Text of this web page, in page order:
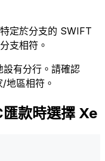
定於分支的 SWIFT
支相符。
設有分行。請確認
地區相符。
款時選擇 Xe